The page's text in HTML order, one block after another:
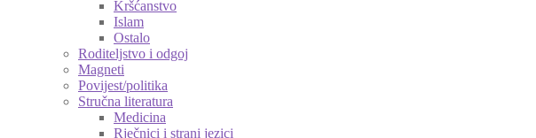
Kršćanstvo
Islam
Ostalo
Roditeljstvo i odgoj
Magneti
Povijest/politika
Stručna literatura
Medicina
Rječnici i strani jezici